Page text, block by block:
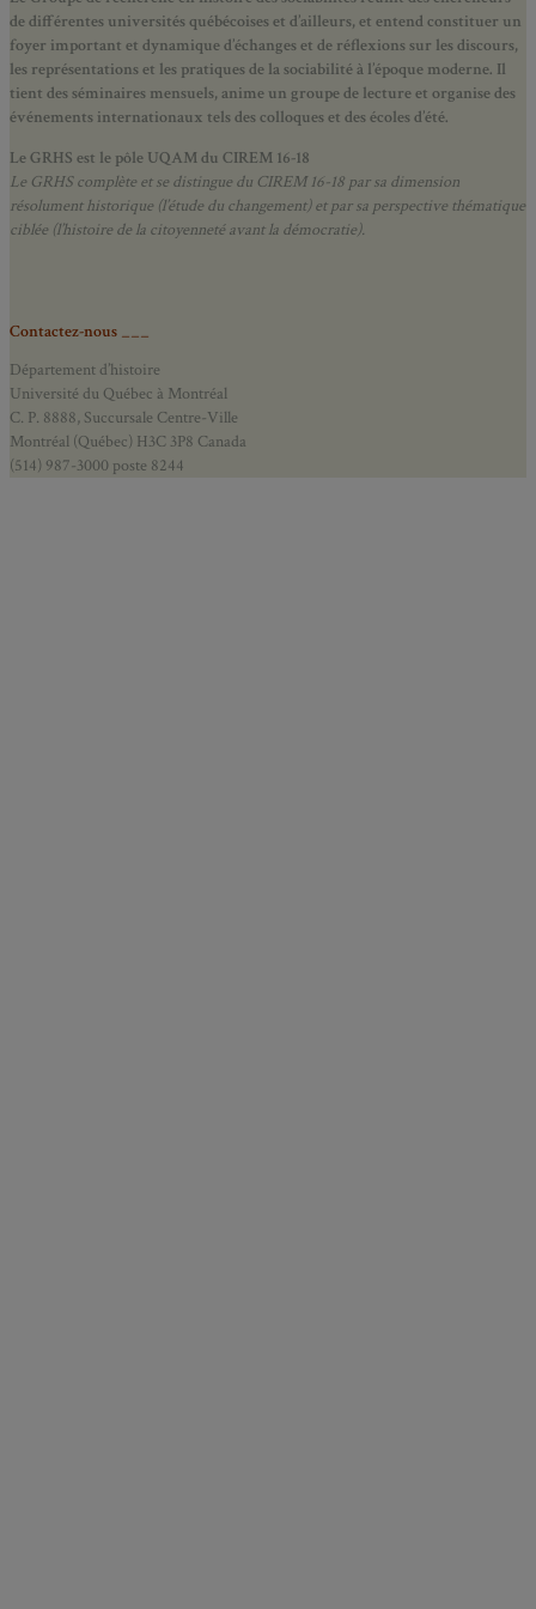
de différentes universités québécoises et d’ailleurs, et entend constituer un
foyer important et dynamique d’échanges et de réflexions sur les discours,
les représentations et les pratiques de la sociabilité à l’époque moderne. Il
tient des séminaires mensuels, anime un groupe de lecture et organise des
événements internationaux tels des colloques et des écoles d’été.
Le GRHS est le pôle UQAM du CIREM 16-18
Le GRHS complète et se distingue du CIREM 16-18 par sa dimension
résolument historique (l’étude du changement) et par sa perspective thématique
ciblée (l’histoire de la citoyenneté avant la démocratie).
Contactez-nous ___
Département d’histoire
Université du Québec à Montréal
C. P. 8888, Succursale Centre-Ville
Montréal (Québec) H3C 3P8 Canada
(514) 987-3000 poste 8244